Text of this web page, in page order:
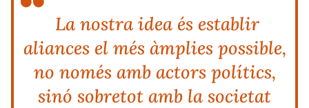
La nostra idea és establir
aliances el més àmplies possible,
no només amb actors polítics,
sinó sobretot amb la societat